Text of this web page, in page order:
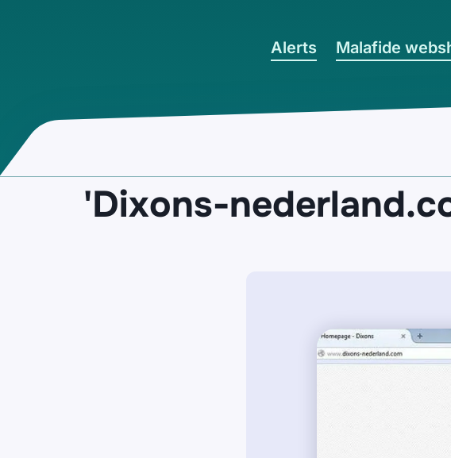
Alerts Malafide
'Dixons-